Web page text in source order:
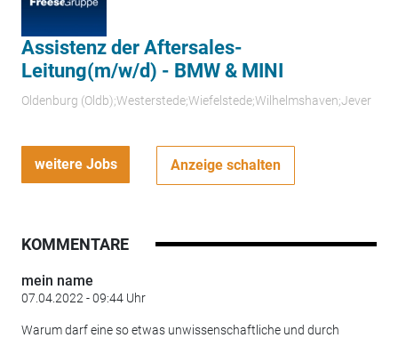
Assistenz der Aftersales-
Leitung(m/w/d) - BMW & MINI
Oldenburg (Oldb);Westerstede;Wiefelstede;Wilhelmshaven;Jever
weitere Jobs Anzeige schalten
KOMMENTARE
mein name
07.04.2022 - 09:44 Uhr
Warum darf eine so etwas unwissenschaftliche und durch